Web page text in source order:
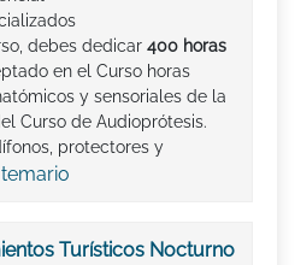
debes dedicar 400 horas
en el Curso horas
y sensoriales de la
Curso de Audioprótesis.
protectores y
Turísticos Nocturno